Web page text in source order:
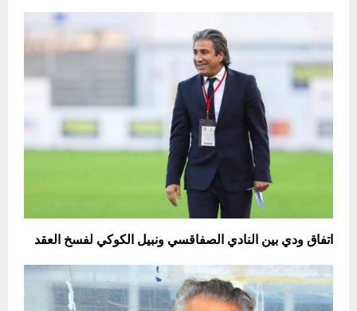
اتفاق ودي بين النادي الصفاقسي ونبيل الكوكي لفسخ العقد